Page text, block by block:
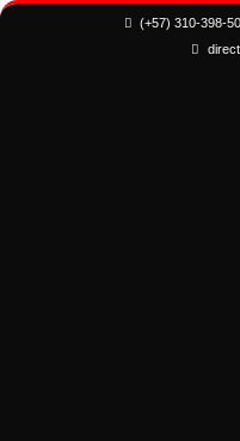
(+57) 310-398-